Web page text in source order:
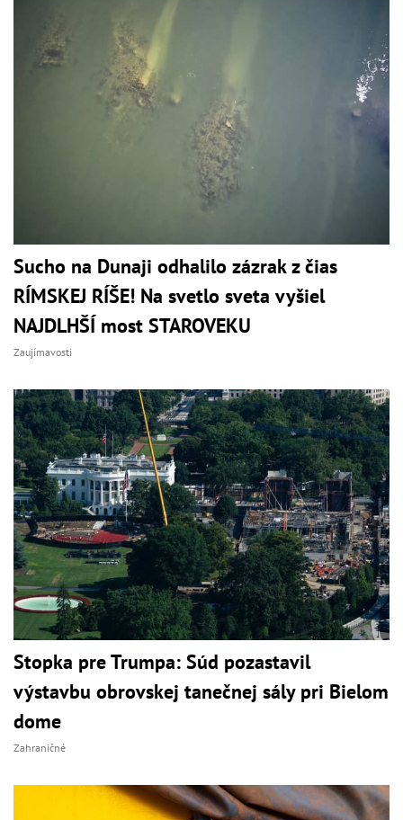
Sucho na Dunaji odhalilo zázrak z čias
RÍMSKEJ RÍŠE! Na svetlo sveta vyšiel
NAJDLHŠÍ most STAROVEKU
Zaujímavosti
Stopka pre Trumpa: Súd pozastavil
výstavbu obrovskej tanečnej sály pri Bielom
dome
Zahraničné